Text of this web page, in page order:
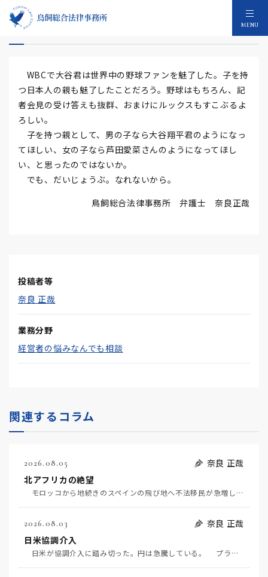
MENU
大谷君になれるかな
WBCで大谷君は世界中の野球ファンを魅了した。子を持
つ日本人の親も魅了したことだろう。野球はもちろん、記
者会見の受け答えも抜群、おまけにルックスもすこぶるよ
ろしい。
子を持つ親として、男の子なら大谷翔平君のようになっ
てほしい、女の子なら芦田愛菜さんのようになってほし
い、と思ったのではないか。
でも、だいじょうぶ。なれないから。
鳥飼総合法律事務所 弁護士 奈良正哉
投稿者等
奈良 正哉
業務分野
経営者の悩みなんでも相談
関連するコラム
2026.08.05
奈良 正哉
北アフリカの絶望
モロッコから地続きのスペインの飛び地へ不法移民が急増していて、当地の大問題となっている。「海を泳い…
2026.08.03
奈良 正哉
日米協調介入
日米が協調介入に踏み切った。円は急騰している。 プラザ合意以降、協調介入は為替相場の転機になって…